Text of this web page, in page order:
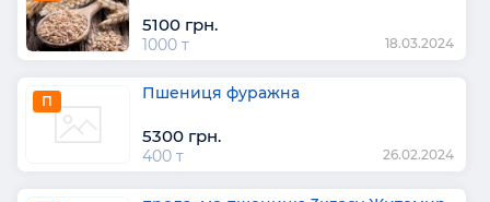
5100 грн.
1000 т 18.03.2024
П Пшениця фуражна
5300 грн.
400 т 26.02.2024